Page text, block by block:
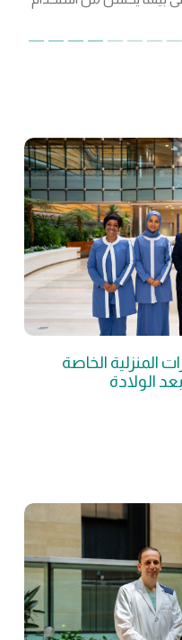
المنزلية الخاصة
الولادة